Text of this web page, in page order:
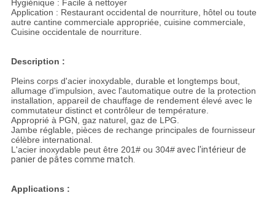
Hygiénique : Facile à nettoyer
Application : Restaurant occidental de nourriture, hôtel ou toute
autre cantine commerciale appropriée, cuisine commerciale,
Cuisine occidentale de nourriture.
Description :
Pleins corps d'acier inoxydable, durable et longtemps bout,
allumage d'impulsion, avec l'automatique outre de la protection
installation, appareil de chauffage de rendement élevé avec le
commutateur distinct et contrôleur de température.
Approprié à PGN, gaz naturel, gaz de LPG.
Jambe réglable, pièces de rechange principales de fournisseur
célèbre international.
L'acier inoxydable peut être 201# ou 304#avec l'intérieur de
panier de pâtes comme match.
Applications :